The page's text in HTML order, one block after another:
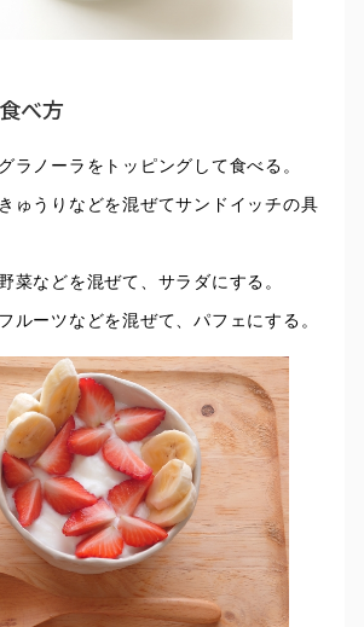
べ方
ラノーラをトッピングして食べる。
ゅうりなどを混ぜてサンドイッチの具
菜などを混ぜて、サラダにする。
ルーツなどを混ぜて、パフェにする。